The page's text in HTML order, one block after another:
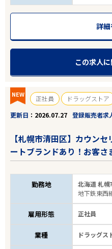
詳
この求人
NEW 正社員
ドラッグストア
更新日
2026.07.27 登録販売者求
【札幌市清田区】カウン
ートブランドあり！お客
勤務地 北海道 札
地下鉄東西
雇用形態 正社員
業種 ドラッグス